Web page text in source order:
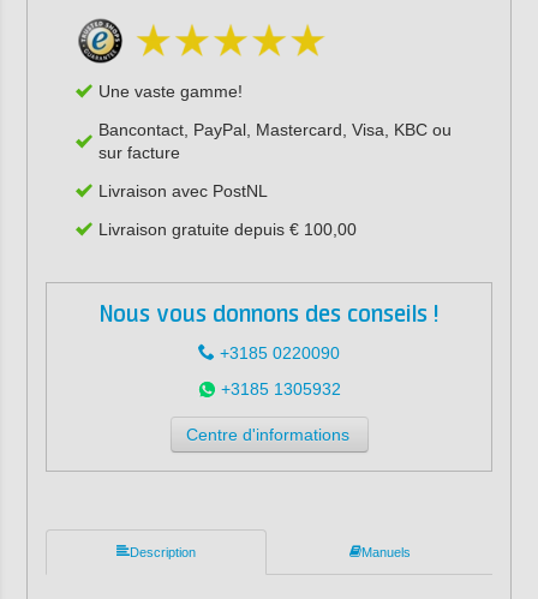
Une vaste gamme!
Bancontact, PayPal, Mastercard, Visa, KBC ou
sur facture
Livraison avec PostNL
Livraison gratuite depuis € 100,00
Nous vous donnons des conseils !
+3185 0220090
+3185 1305932
Centre d'informations
Description Manuels